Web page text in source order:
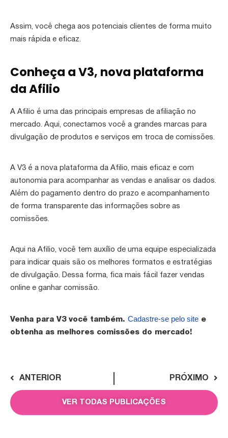
Assim, você chega aos potenciais clientes de forma muito
mais rápida e eficaz.
Conheça a V3, nova plataforma
da Afilio
A Afilio é uma das principais empresas de afiliação no
mercado. Aqui, conectamos você a grandes marcas para
divulgação de produtos e serviços em troca de comissões.
A V3 é a nova plataforma da Afilio, mais eficaz e com
autonomia para acompanhar as vendas e analisar os dados.
Além do pagamento dentro do prazo e acompanhamento
de forma transparente das informações sobre as
comissões.
Aqui na Afilio, você tem auxílio de uma equipe especializada
para indicar quais são os melhores formatos e estratégias
de divulgação. Dessa forma, fica mais fácil fazer vendas
online e ganhar comissão.
Venha para V3 você também. Cadastre-se pelo site e
obtenha as melhores comissões do mercado!
ANTERIOR PRÓXIMO
VER TODAS PUBLICAÇÕES